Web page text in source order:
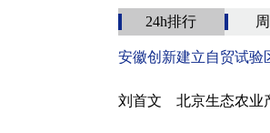
24h排行
安徽创新建立自贸试验
刘首文 北京生态农业